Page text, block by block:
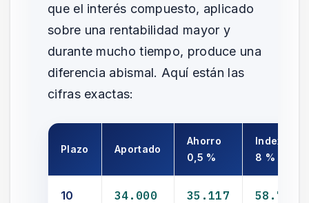
que el interés compuesto, aplicado
sobre una rentabilidad mayor y
durante mucho tiempo, produce una
diferencia abismal. Aquí están las
cifras exactas:
Plazo Aportado
Ahorro
0,5 %
Indexado
8 %
10
34.000
35.117
58.786